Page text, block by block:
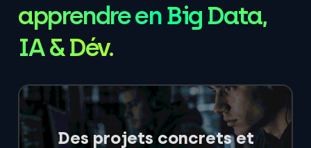
apprendre en Big Data,
IA & Dév.
Des projets concrets et